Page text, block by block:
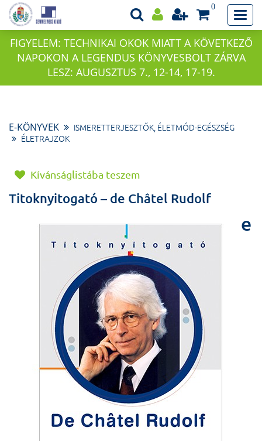
0
FIGYELEM: TECHNIKAI OKOK MIATT A KÖVETKEZŐ
NAPOKON A LEGENDUS KÖNYVESBOLT ZÁRVA
LESZ: AUGUSZTUS 7., 12-14, 17-19.
E-KÖNYVEK
ISMERETTERJESZTŐK, ÉLETMÓD-EGÉSZSÉG
ÉLETRAJZOK
Kívánságlistába teszem
Titoknyitogató – de Châtel Rudolf
e